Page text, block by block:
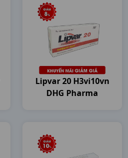
Lipvar 20 H3vi10vn
DHG Pharma